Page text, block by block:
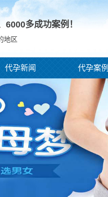
6000多成功案例！
地区
代孕新闻 代孕案例